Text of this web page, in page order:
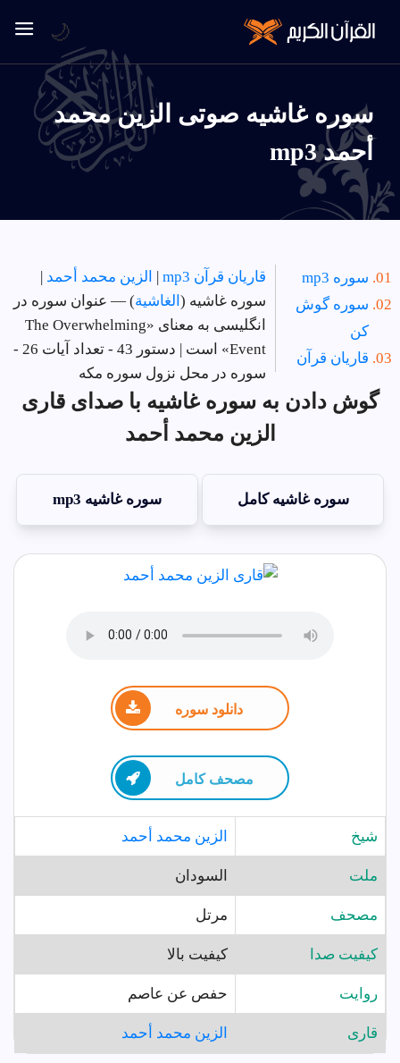
سوره غاشيه صوتی الزين محمد
أحمد mp3
سوره mp3
سوره گوش
کن
قاریان قرآن
قاریان قرآن mp3 | الزين محمد أحمد |
سوره غاشيه ( الغاشية) — عنوان سوره در
انگلیسی به معنای «The Overwhelming
Event» است | دستور 43 - تعداد آیات 26 -
سوره در محل نزول سوره مکه
گوش دادن به سوره غاشيه با صدای قاری
الزين محمد أحمد
سوره غاشيه کامل سوره غاشيه mp3
دانلود سوره
مصحف كامل
شيخ الزين محمد أحمد
ملت السودان
مصحف مرتل
کیفیت صدا کیفیت بالا
روايت حفص عن عاصم
قارى الزين محمد أحمد
🌙